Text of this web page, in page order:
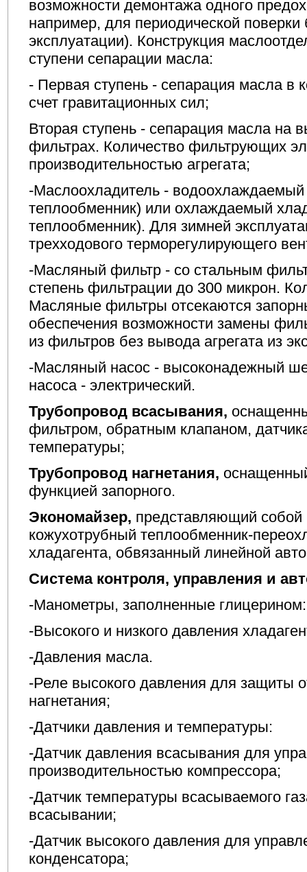
возможности демонтажа одного
например, для периодической поверки
эксплуатации). Конструкция
ступени сепарации масла:
- Первая ступень - сепарация масла в
счет гравитационных сил;
Вторая ступень - сепарация масла на
фильтрах. Количество фильтрующих
производительностью агрегата;
-Маслоохладитель - водоохлаждаемый
теплообменник) или охлаждаемый
теплообменник). Для зимней
трехходового терморегулирующего
-Масляный фильтр - со стальным
степень фильтрации до 300 микрон.
Масляные фильтры отсекаются
обеспечения возможности замены
из фильтров без вывода агрегата из
-Масляный насос - высоконадежный
насоса - электрический.
Трубопровод всасывания,
фильтром, обратным клапаном,
температуры;
Трубопровод нагнетания,
функцией запорного.
Экономайзер, представляющий собой
кожухотрубный теплообменник-
хладагента, обвязанный линейной
Система контроля, управления и
-Манометры, заполненные глицерином:
-Высокого и низкого давления
-Давления масла.
-Реле высокого давления для защиты
нагнетания;
-Датчики давления и температуры:
-Датчик давления всасывания для
производительностью компрессора;
-Датчик температуры всасываемого
всасывании;
-Датчик высокого давления для
конденсатора;